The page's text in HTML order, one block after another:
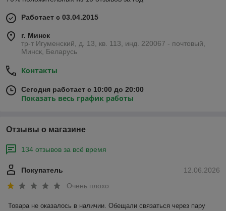
Работает с 03.04.2015
г. Минск
тр-т Игуменский, д. 13, кв. 113, инд. 220067 - почтовый,
Минск, Беларусь
Контакты
Сегодня работает с 10:00 до 20:00
Показать весь график работы
Отзывы о магазине
134 отзывов за всё время
12.06.2026
Покупатель
Очень плохо
Товара не оказалось в наличии. Обещали связаться через пару